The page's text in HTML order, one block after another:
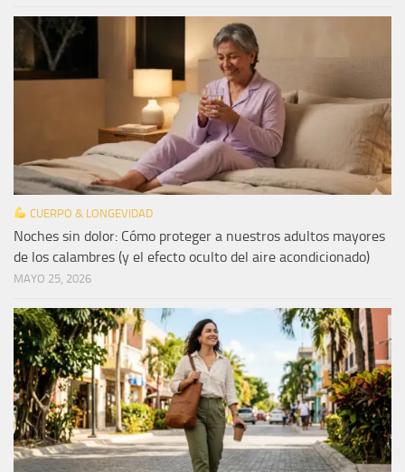
CUERPO & LONGEVIDAD
Noches sin dolor: Cómo proteger a nuestros adultos mayores
de los calambres (y el efecto oculto del aire acondicionado)
MAYO 25, 2026